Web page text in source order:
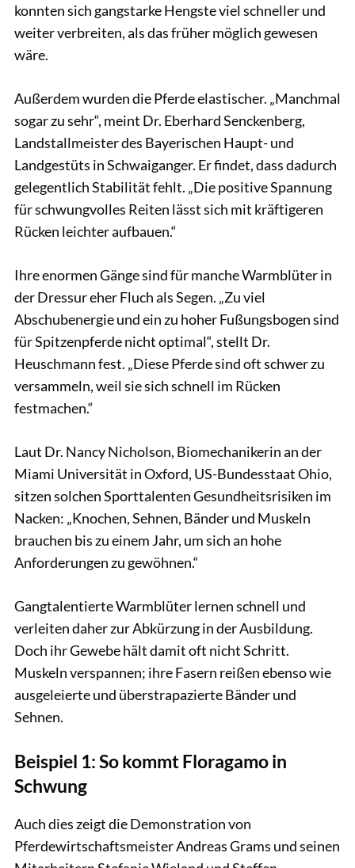
konnten sich gangstarke Hengste viel schneller und
weiter verbreiten, als das früher möglich gewesen
wäre.
Außerdem wurden die Pferde elastischer. „Manchmal
sogar zu sehr“, meint Dr. Eberhard Senckenberg,
Landstallmeister des Bayerischen Haupt- und
Landgestüts in Schwaiganger. Er findet, dass dadurch
gelegentlich Stabilität fehlt. „Die positive Spannung
für schwungvolles Reiten lässt sich mit kräftigeren
Rücken leichter aufbauen.“
Ihre enormen Gänge sind für manche Warmblüter in
der Dressur eher Fluch als Segen. „Zu viel
Abschubenergie und ein zu hoher Fußungsbogen sind
für Spitzenpferde nicht optimal“, stellt Dr.
Heuschmann fest. „Diese Pferde sind oft schwer zu
versammeln, weil sie sich schnell im Rücken
festmachen.“
Laut Dr. Nancy Nicholson, Biomechanikerin an der
Miami Universität in Oxford, US-Bundesstaat Ohio,
sitzen solchen Sporttalenten Gesundheitsrisiken im
Nacken: „Knochen, Sehnen, Bänder und Muskeln
brauchen bis zu einem Jahr, um sich an hohe
Anforderungen zu gewöhnen.“
Gangtalentierte Warmblüter lernen schnell und
verleiten daher zur Abkürzung in der Ausbildung.
Doch ihr Gewebe hält damit oft nicht Schritt.
Muskeln verspannen; ihre Fasern reißen ebenso wie
ausgeleierte und überstrapazierte Bänder und
Sehnen.
Beispiel 1: So kommt Floragamo in
Schwung
Auch dies zeigt die Demonstration von
Pferdewirtschaftsmeister Andreas Grams und seinen